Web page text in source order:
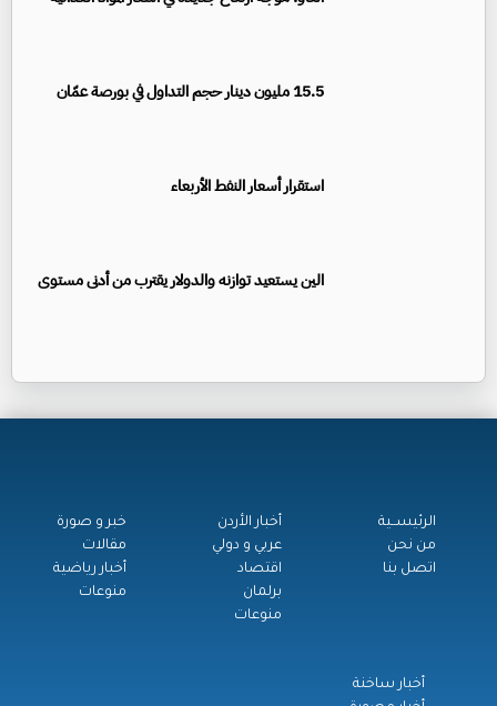
15.5 مليون دينار حجم التداول في بورصة عمّان
استقرار أسعار النفط الأربعاء
الين يستعيد توازنه والدولار يقترب من أدنى مستوى
الرئيســية
من نحن
اتصل بنا
أخبار الأردن
عربي و دولي
اقتصاد
برلمان
منوعات
خبر و صورة
مقالات
أخبار رياضية
منوعات
أخبار ساخنة